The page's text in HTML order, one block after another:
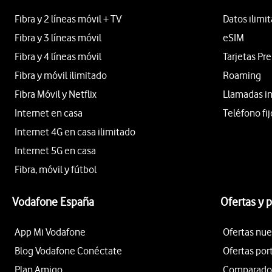
Fibra y 2 líneas móvil + TV
Fibra y 3 líneas móvil
Fibra y 4 líneas móvil
Fibra y móvil ilimitado
Fibra Móvil y Netflix
Internet en casa
Internet 4G en casa ilimitado
Internet 5G en casa
Fibra, móvil y fútbol
Datos
eSIM
Tarjetas
Roaming
Llamadas
Teléfono
Vodafone España
App Mi Vodafone
Blog Vodafone Conéctate
Plan Amigo
Ofertas y
Ofertas
Ofertas